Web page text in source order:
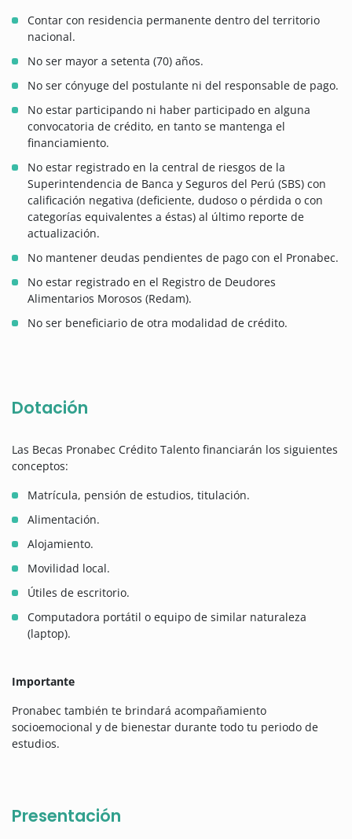
Contar con residencia permanente dentro del territorio
nacional.
No ser mayor a setenta (70) años.
No ser cónyuge del postulante ni del responsable de pago.
No estar participando ni haber participado en alguna
convocatoria de crédito, en tanto se mantenga el
financiamiento.
No estar registrado en la central de riesgos de la
Superintendencia de Banca y Seguros del Perú (SBS) con
calificación negativa (deficiente, dudoso o pérdida o con
categorías equivalentes a éstas) al último reporte de
actualización.
No mantener deudas pendientes de pago con el Pronabec.
No estar registrado en el Registro de Deudores
Alimentarios Morosos (Redam).
No ser beneficiario de otra modalidad de crédito.
Dotación
Las Becas Pronabec Crédito Talento financiarán los siguientes
conceptos:
Matrícula, pensión de estudios, titulación.
Alimentación.
Alojamiento.
Movilidad local.
Útiles de escritorio.
Computadora portátil o equipo de similar naturaleza
(laptop).
Importante
Pronabec también te brindará acompañamiento
socioemocional y de bienestar durante todo tu periodo de
estudios.
Presentación